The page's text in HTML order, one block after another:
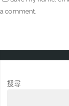
a comment.
搜尋